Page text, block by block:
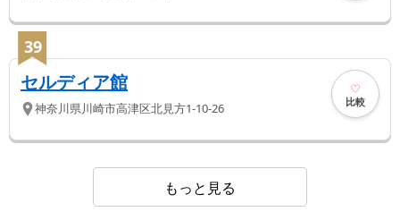
39
セルディア館
神奈川県川崎市高津区北見方1-10-26 比較
もっと見る